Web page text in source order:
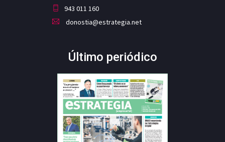
943 011 160
donostia@estrategia.net
Último periódico